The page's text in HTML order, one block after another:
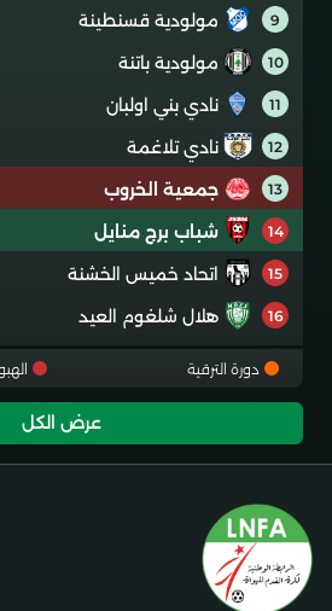
9 مولودية قسنطينة
10 مولودية باتنة
11 نادي بني اولبان
12 نادي تلاغمة
13 جمعية الخروب
14 شباب برج منايل
15 اتحاد خميس الخشنة
16 هلال شلغوم العيد
دورة الترقية
عرض الكل